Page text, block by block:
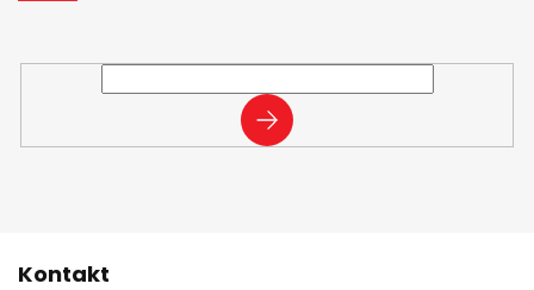
ý
i
s
u
PŘIHLÁSIT
SE
Kontakt